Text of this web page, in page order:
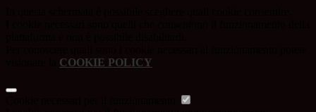
COOKIE POLICY